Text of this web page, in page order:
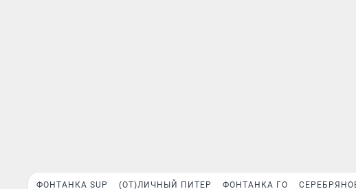
ФОНТАНКА SUP (ОТ)ЛИЧНЫЙ ПИТЕР ФОНТАНКА ГО